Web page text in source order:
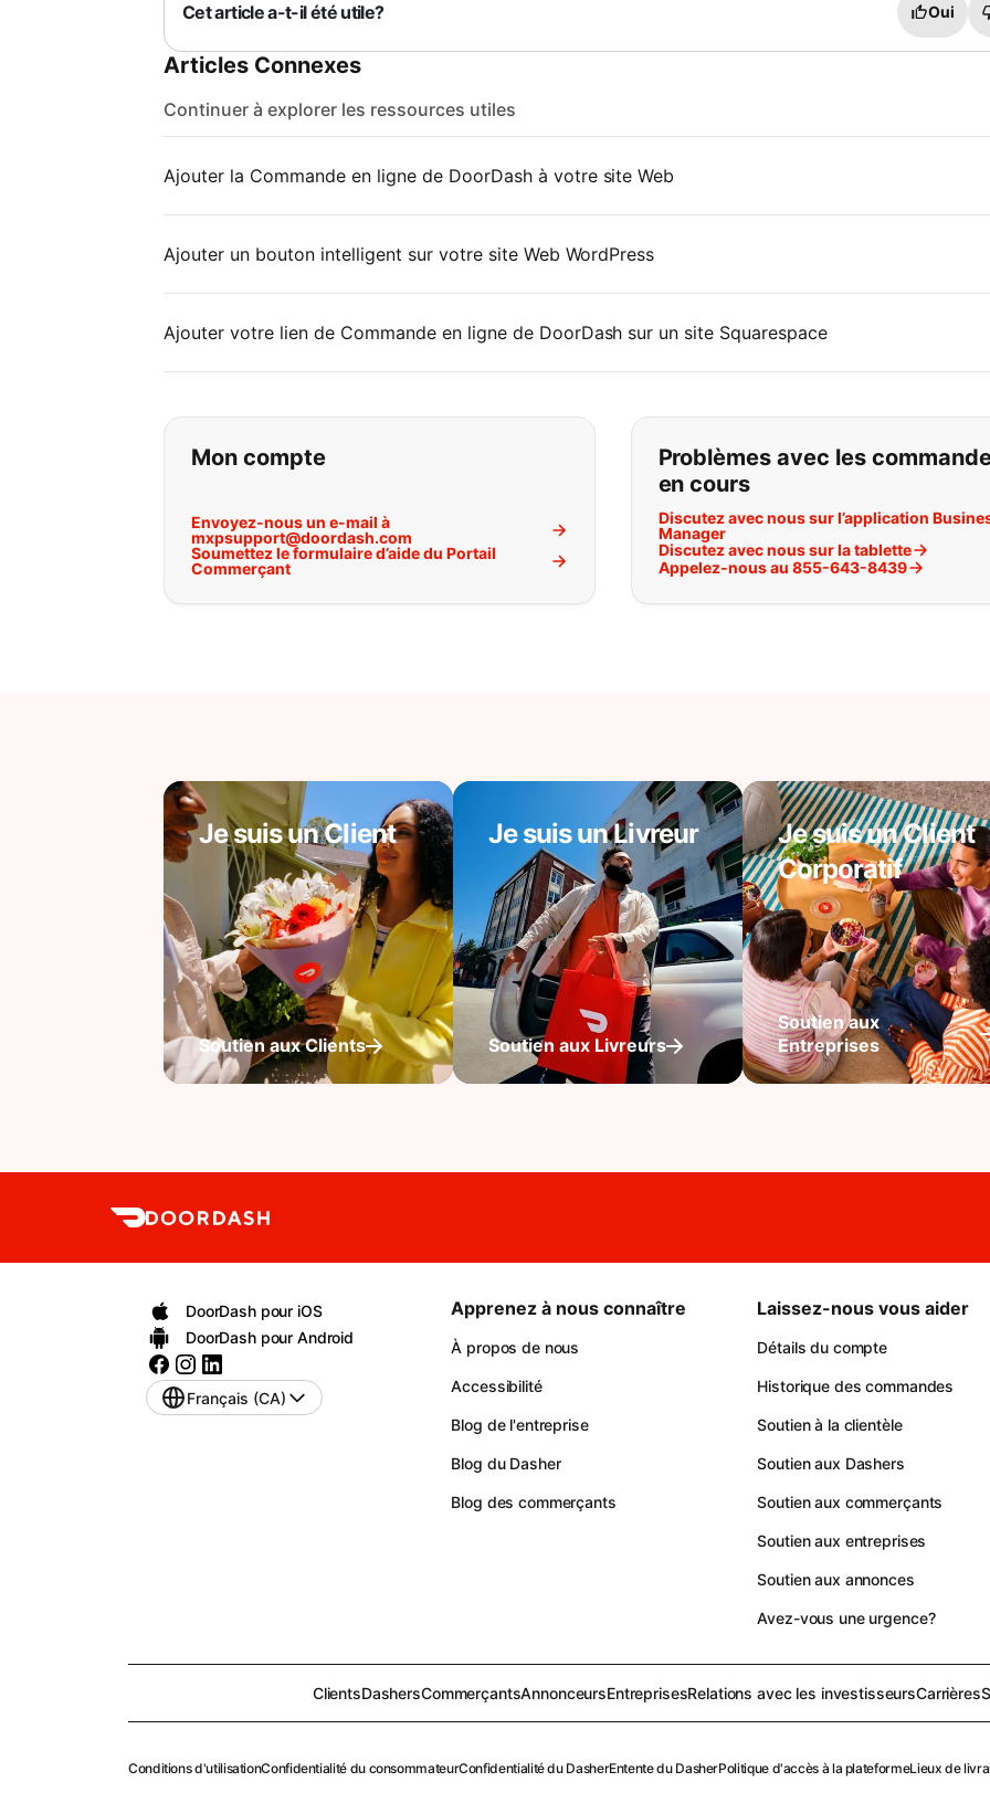
Cet article a-t-il été utile? Oui
Articles Connexes
Continuer à explorer les ressources utiles
Ajouter la Commande en ligne de DoorDash à votre site Web
Ajouter un bouton intelligent sur votre site Web WordPress
Ajouter votre lien de Commande en ligne de DoorDash sur un site Squarespace
Si vous ne trouvez pas ce que vous cherchez:
Mon compte
Envoyez-nous un e-mail à
mxpsupport@doordash.com
Soumettez le formulaire d’aide du Portail
Commerçant
Problèmes avec les
en cours
Discutez avec nous sur l’application
Manager
Discutez avec nous sur la tablette
Appelez-nous au 855-643-8439
Je suis un Client
Soutien aux Clients
Je suis un Livreur
Soutien aux Livreurs
Je suis un Client
Corporatif
Soutien aux
Entreprises
DoorDash pour iOS
DoorDash pour Android
Français (CA)
Apprenez à nous connaître
À propos de nous
Accessibilité
Blog de l'entreprise
Blog du Dasher
Blog des commerçants
Laissez-nous vous aider
Détails du compte
Historique des commandes
Soutien à la clientèle
Soutien aux Dashers
Soutien aux commerçants
Soutien aux entreprises
Soutien aux annonces
Avez-vous une urgence?
ClientsDashersCommerçantsAnnonceursEntreprisesRelations avec les investisseursCarrières
Conditions d'utilisationConfidentialité du consommateurConfidentialité du DasherEntente du DasherPolitique d'accès à la plateformeLieux de